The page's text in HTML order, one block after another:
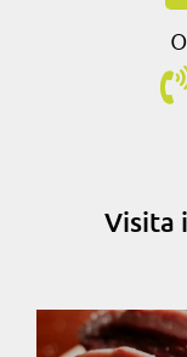
Visita